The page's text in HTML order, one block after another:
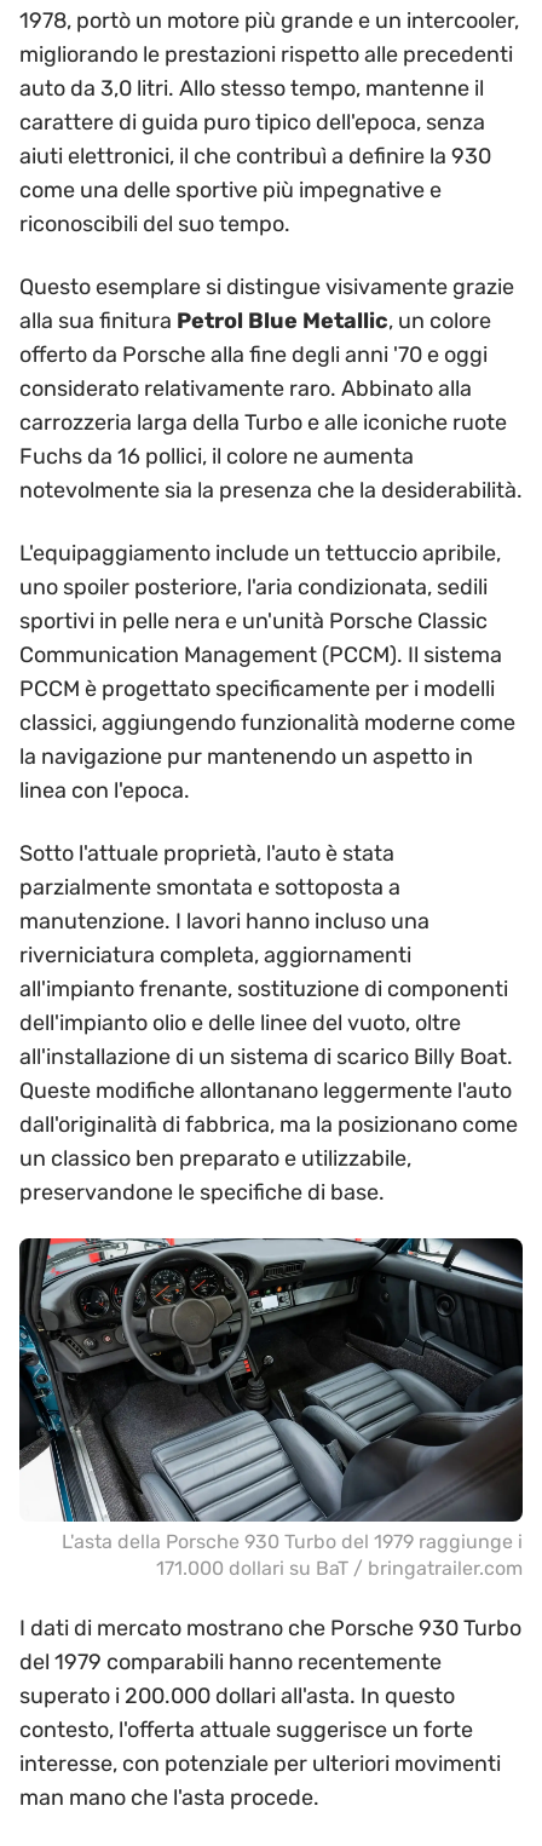
1978, portò un motore più grande e un intercooler,
migliorando le prestazioni rispetto alle precedenti
auto da 3,0 litri. Allo stesso tempo, mantenne il
carattere di guida puro tipico dell'epoca, senza
aiuti elettronici, il che contribuì a definire la 930
come una delle sportive più impegnative e
riconoscibili del suo tempo.
Questo esemplare si distingue visivamente grazie
alla sua finitura Petrol Blue Metallic, un colore
offerto da Porsche alla fine degli anni '70 e oggi
considerato relativamente raro. Abbinato alla
carrozzeria larga della Turbo e alle iconiche ruote
Fuchs da 16 pollici, il colore ne aumenta
notevolmente sia la presenza che la desiderabilità.
L'equipaggiamento include un tettuccio apribile,
uno spoiler posteriore, l'aria condizionata, sedili
sportivi in pelle nera e un'unità Porsche Classic
Communication Management (PCCM). Il sistema
PCCM è progettato specificamente per i modelli
classici, aggiungendo funzionalità moderne come
la navigazione pur mantenendo un aspetto in
linea con l'epoca.
Sotto l'attuale proprietà, l'auto è stata
parzialmente smontata e sottoposta a
manutenzione. I lavori hanno incluso una
riverniciatura completa, aggiornamenti
all'impianto frenante, sostituzione di componenti
dell'impianto olio e delle linee del vuoto, oltre
all'installazione di un sistema di scarico Billy Boat.
Queste modifiche allontanano leggermente l'auto
dall'originalità di fabbrica, ma la posizionano come
un classico ben preparato e utilizzabile,
preservandone le specifiche di base.
L'asta della Porsche 930 Turbo del 1979 raggiunge i
171.000 dollari su BaT / bringatrailer.com
I dati di mercato mostrano che Porsche 930 Turbo
del 1979 comparabili hanno recentemente
superato i 200.000 dollari all'asta. In questo
contesto, l'offerta attuale suggerisce un forte
interesse, con potenziale per ulteriori movimenti
man mano che l'asta procede.